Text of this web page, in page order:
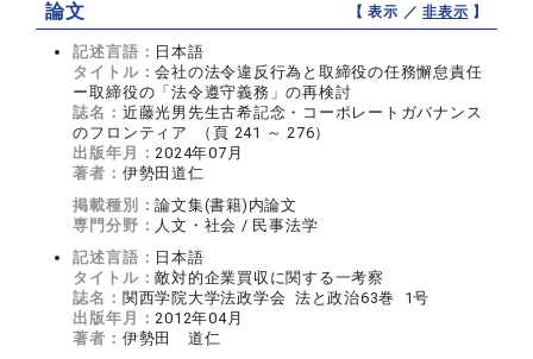
論文 【 表示 ／非表示 】
記述言語： 日本語
タイトル：会社の法令違反行為と取締役の任務懈怠責任
ー取締役の「法令遵守義務」の再検討
誌名： 近藤光男先生古希記念・コーポレートガバナンス
のフロンティア （頁 241 ～ 276）
出版年月：2024年07月
著者： 伊勢田道仁
掲載種別：論文集(書籍)内論文
専門分野： 人文・社会 / 民事法学
記述言語： 日本語
タイトル：敵対的企業買収に関する一考察
誌名： 関西学院大学法政学会 法と政治63巻 1号
出版年月：2012年04月
著者： 伊勢田 道仁